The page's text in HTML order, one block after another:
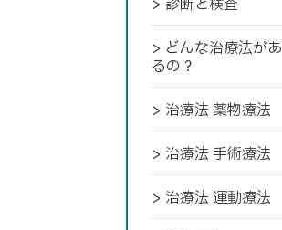
> 診断と検査
> どんな治療法があ
るの？
> 治療法 薬物療法
> 治療法 手術療法
> 治療法 運動療法